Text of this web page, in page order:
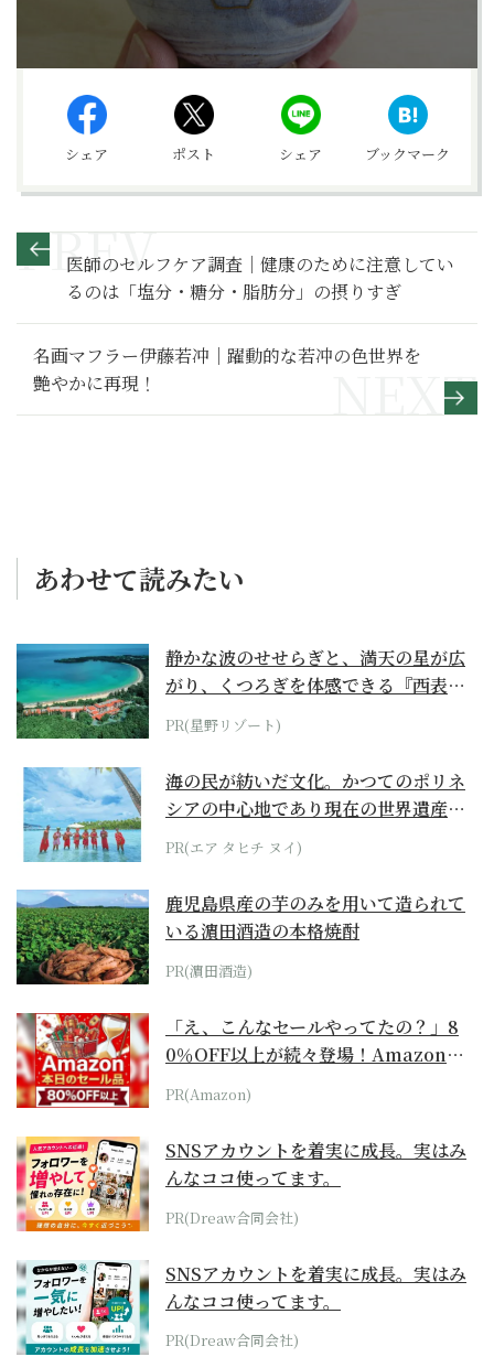
シェア ポスト シェア ブックマーク
医師のセルフケア調査｜健康のために注意してい
るのは「塩分・糖分・脂肪分」の摂りすぎ
名画マフラー伊藤若冲｜躍動的な若冲の色世界を
艶やかに再現！
あわせて読みたい
静かな波のせせらぎと、満天の星が広
がり、くつろぎを体感できる『西表島
ホテル by...
PR(星野リゾート)
海の民が紡いだ文化。かつてのポリネ
シアの中心地であり現在の世界遺産か
らみえてくる...
PR(エア タヒチ ヌイ)
鹿児島県産の芋のみを用いて造られて
いる濵田酒造の本格焼酎
PR(濵田酒造)
「え、こんなセールやってたの？」8
0％OFF以上が続々登場！Amazonの
本気が...
PR(Amazon)
SNSアカウントを着実に成長。実はみ
んなココ使ってます。
PR(Dreaw合同会社)
SNSアカウントを着実に成長。実はみ
んなココ使ってます。
PR(Dreaw合同会社)